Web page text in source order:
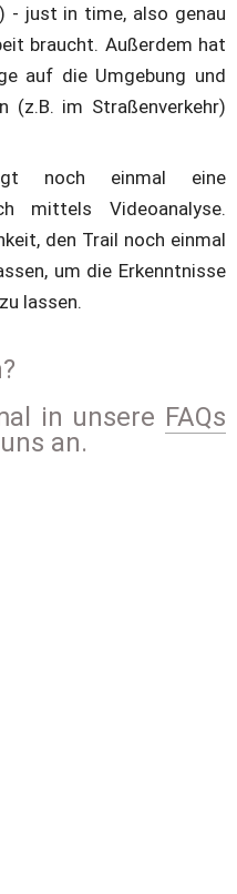
- just in time, also genau
braucht. Außerdem hat
auf die Umgebung und
(z.B. im Straßenverkehr)
noch einmal eine
mittels Videoanalyse.
den Trail noch einmal
um die Erkenntnisse
lassen.
in unsere FAQs
an.